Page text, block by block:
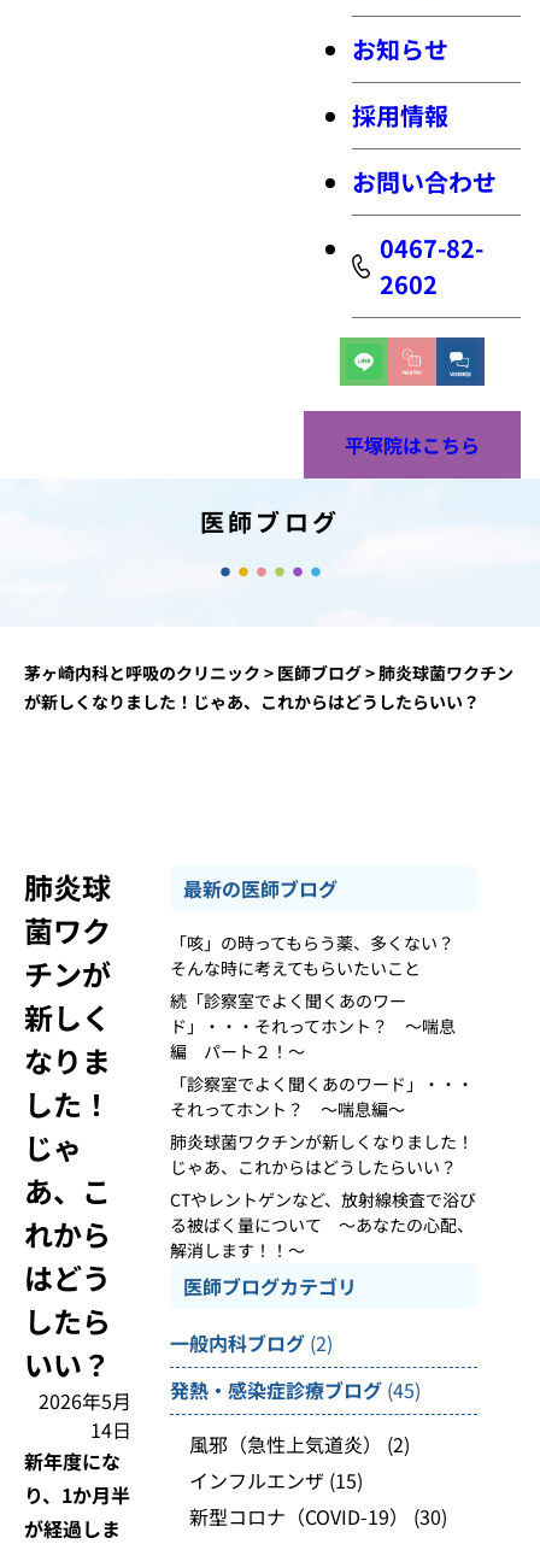
お知らせ
採用情報
お問い合わせ
0467-82-
2602
平塚院はこちら
医師ブログ
茅ヶ崎内科と呼吸のクリニック > 医師ブログ>肺炎球菌ワクチン
が新しくなりました！じゃあ、これからはどうしたらいい？
肺炎球
菌ワク
チンが
新しく
なりま
した！
じゃ
あ、こ
れから
はどう
したら
いい？
2026年5月
14日
新年度にな
り、1か月半
が経過しま
最新の医師ブログ
「咳」の時ってもらう薬、多くない？
そんな時に考えてもらいたいこと
続「診察室でよく聞くあのワー
ド」・・・それってホント？ ～喘息
編 パート２！～
「診察室でよく聞くあのワード」・・・
それってホント？ ～喘息編～
肺炎球菌ワクチンが新しくなりました！
じゃあ、これからはどうしたらいい？
CTやレントゲンなど、放射線検査で浴び
る被ばく量について ～あなたの心配、
解消します！！～
医師ブログカテゴリ
一般内科ブログ (2)
発熱・感染症診療ブログ (45)
風邪（急性上気道炎）
(2)
インフルエンザ (15)
新型コロナ（COVID-19）
(30)